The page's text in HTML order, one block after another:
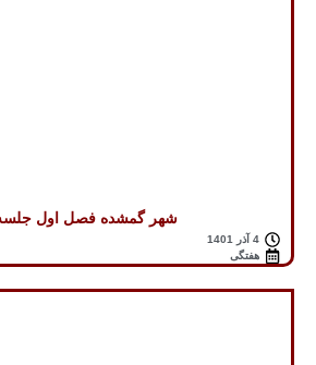
شهر گمشده فصل اول
4 آذر 1401
هفتگی